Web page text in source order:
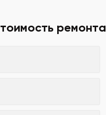
ремонта